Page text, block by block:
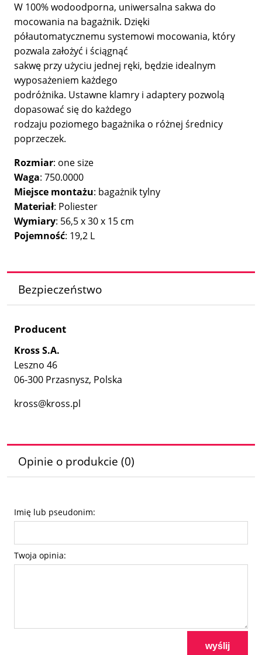
W 100% wodoodporna, uniwersalna sakwa do
mocowania na bagażnik. Dzięki
półautomatycznemu systemowi mocowania, który
pozwala założyć i ściągnąć
sakwę przy użyciu jednej ręki, będzie idealnym
wyposażeniem każdego
podróżnika. Ustawne klamry i adaptery pozwolą
dopasować się do każdego
rodzaju poziomego bagażnika o różnej średnicy
poprzeczek.
Rozmiar: one size
Waga: 750.0000
Miejsce montażu: bagażnik tylny
Materiał: Poliester
Wymiary: 56,5 x 30 x 15 cm
Pojemność: 19,2 L
Bezpieczeństwo
Producent
Kross S.A.
Leszno 46
06-300 Przasnysz, Polska
kross@kross.pl
Opinie o produkcie (0)
Imię lub pseudonim:
Twoja opinia:
wyślij